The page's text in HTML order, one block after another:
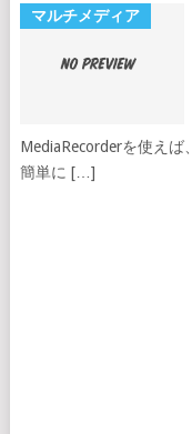
マルチメディア
MediaRecorderを使え
簡単に […]